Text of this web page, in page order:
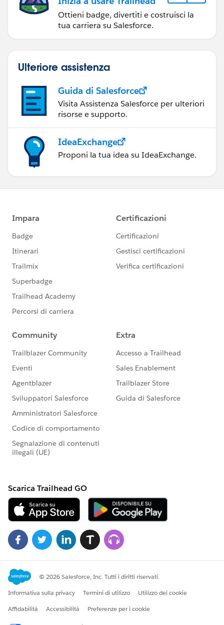
Ottieni badge, divertiti e costruisci la
tua carriera su Salesforce.
Ulteriore assistenza
Guida di Salesforce
Visita Assistenza Salesforce per ulteriori
risorse e supporto.
IdeaExchange
Proponi la tua idea su IdeaExchange.